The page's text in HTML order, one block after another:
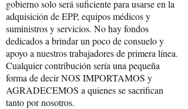
gobierno solo será suficiente para usarse en la
adquisición de EPP, equipos médicos y
suministros y servicios. No hay fondos
dedicados a brindar un poco de consuelo y
apoyo a nuestros trabajadores de primera línea.
Cualquier contribución sería una pequeña
forma de decir NOS IMPORTAMOS y
AGRADECEMOS a quienes se sacrifican
tanto por nosotros.